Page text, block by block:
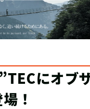
にオブザ